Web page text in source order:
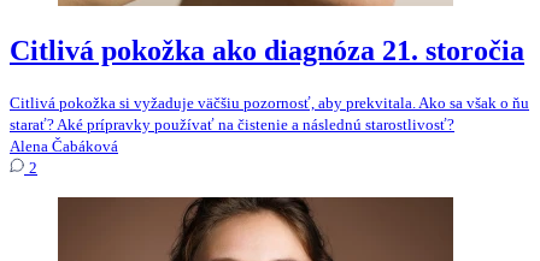
Citlivá pokožka ako diagnóza 21. storočia
Citlivá pokožka si vyžaduje väčšiu pozornosť, aby prekvitala. Ako sa však o ňu
starať? Aké prípravky používať na čistenie a následnú starostlivosť?
Alena Čabáková
2